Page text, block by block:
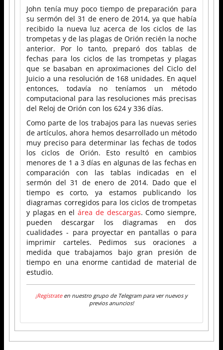
John tenía muy poco tiempo de preparación para
su sermón del 31 de enero de 2014, ya que había
recibido la nueva luz acerca de los ciclos de las
trompetas y de las plagas de Orión recién la noche
anterior. Por lo tanto, preparó dos tablas de
fechas para los ciclos de las trompetas y plagas
que se basaban en aproximaciones del Ciclo del
Juicio a una resolución de 168 unidades. En aquel
entonces, todavía no teníamos un método
computacional para las resoluciones más precisas
del Reloj de Orión con los 624 y 336 días.
Como parte de los trabajos para las nuevas series
de artículos, ahora hemos desarrollado un método
muy preciso para determinar las fechas de todos
los ciclos de Orión. Esto resultó en cambios
menores de 1 a 3 días en algunas de las fechas en
comparación con las tablas indicadas en el
sermón del 31 de enero de 2014. Dado que el
tiempo es corto, ya estamos publicando los
diagramas corregidos para los ciclos de trompetas
y plagas en el área de descargas. Como siempre,
pueden descargar los diagramas en dos
cualidades - para proyectar en pantallas o para
imprimir carteles. Pedimos sus oraciones a
medida que trabajamos bajo gran presión de
tiempo en una enorme cantidad de material de
estudio.
¡Regístrateen nuestro grupo de Telegram para ver nuevos y
previos anuncios!